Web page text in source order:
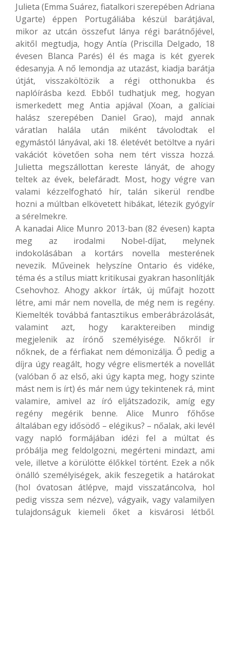
Julieta (Emma Suárez, fiatalkori szerepében Adriana
Ugarte) éppen Portugáliába készül barátjával,
mikor az utcán összefut lánya régi barátnőjével,
akitől megtudja, hogy Antía (Priscilla Delgado, 18
évesen Blanca Parés) él és maga is két gyerek
édesanyja. A nő lemondja az utazást, kiadja barátja
útját, visszaköltözik a régi otthonukba és
naplóírásba kezd. Ebből tudhatjuk meg, hogyan
ismerkedett meg Antia apjával (Xoan, a galíciai
halász szerepében Daniel Grao), majd annak
váratlan halála után miként távolodtak el
egymástól lányával, aki 18. életévét betöltve a nyári
vakációt követően soha nem tért vissza hozzá.
Julietta megszállottan kereste lányát, de ahogy
teltek az évek, belefáradt. Most, hogy végre van
valami kézzelfogható hír, talán sikerül rendbe
hozni a múltban elkövetett hibákat, létezik gyógyír
a sérelmekre.
A kanadai Alice Munro 2013-ban (82 évesen) kapta
meg az irodalmi Nobel-díjat, melynek
indokolásában a kortárs novella mesterének
nevezik. Műveinek helyszíne Ontario és vidéke,
téma és a stílus miatt kritikusai gyakran hasonlítják
Csehovhoz. Ahogy akkor írták, új műfajt hozott
létre, ami már nem novella, de még nem is regény.
Kiemelték továbbá fantasztikus emberábrázolását,
valamint azt, hogy karaktereiben mindig
megjelenik az írónő személyisége. Nőkről ír
nőknek, de a férfiakat nem démonizálja. Ő pedig a
díjra úgy reagált, hogy végre elismerték a novellát
(valóban ő az első, aki úgy kapta meg, hogy szinte
mást nem is írt) és már nem úgy tekintenek rá, mint
valamire, amivel az író eljátszadozik, amíg egy
regény megérik benne. Alice Munro főhőse
általában egy idősödő – elégikus? – nőalak, aki levél
vagy napló formájában idézi fel a múltat és
próbálja meg feldolgozni, megérteni mindazt, ami
vele, illetve a körülötte élőkkel történt. Ezek a nők
önálló személyiségek, akik feszegetik a határokat
(hol óvatosan átlépve, majd visszatáncolva, hol
pedig vissza sem nézve), vágyaik, vagy valamilyen
tulajdonságuk kiemeli őket a kisvárosi létből.